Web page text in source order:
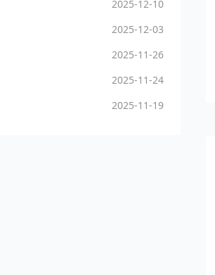
2025-12-10
2025-12-03
2025-11-26
2025-11-24
2025-11-19